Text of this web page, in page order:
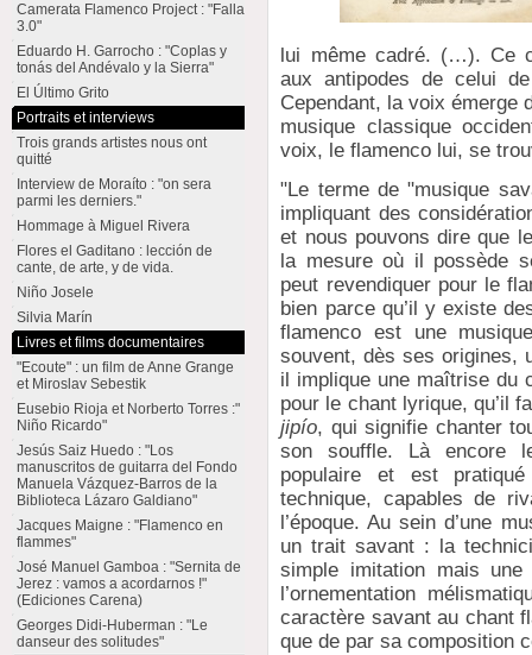
lui même cadré. (…). Ce
aux antipodes de celui
Cependant, la voix émerge
musique classique
voix, le flamenco lui, se
"Le terme de "musique
impliquant des
et nous pouvons dire que
la mesure où il possède
peut revendiquer pour le
bien parce qu’il y existe
flamenco est une
souvent, dès ses origines,
il implique une maîtrise du
pour le chant lyrique, qu’il
jipío, qui signifie chanter
son souffle. Là encore
populaire et est
technique, capables de
l’époque. Au sein d’une
un trait savant : la
simple imitation mais
l’ornementation
caractère savant au chant
que de par sa composition
Camerata Flamenco Project : "Falla
3.0"
Eduardo H. Garrocho : "Coplas y
tonás del Andévalo y la Sierra"
El Último Grito
Portraits et interviews
Trois grands artistes nous ont
quitté
Interview de Moraíto : "on sera
parmi les derniers."
Hommage à Miguel Rivera
Flores el Gaditano : lección de
cante, de arte, y de vida.
Niño Josele
Silvia Marín
Livres et films documentaires
"Ecoute" : un film de Anne Grange
et Miroslav Sebestik
Eusebio Rioja et Norberto Torres :"
Niño Ricardo"
Jesús Saiz Huedo : "Los
manuscritos de guitarra del Fondo
Manuela Vázquez-Barros de la
Biblioteca Lázaro Galdiano"
Jacques Maigne : "Flamenco en
flammes"
José Manuel Gamboa : "Sernita de
Jerez : vamos a acordarnos !"
(Ediciones Carena)
Georges Didi-Huberman : "Le
danseur des solitudes"